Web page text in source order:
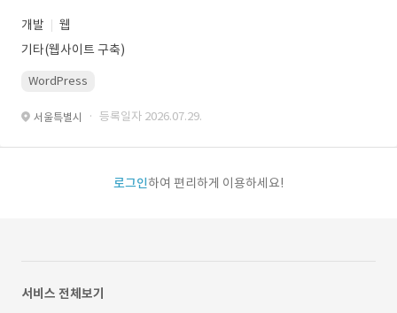
개발
웹
기타(웹사이트 구축)
WordPress
서울특별시 · 등록일자 2026.07.29.
로그인하여 편리하게 이용하세요!
서비스 전체보기